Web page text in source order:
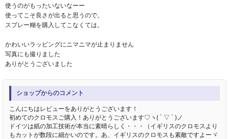
使うのがもったいないなーー
使ってこそ良さが出ると思うので。
スプレー糊を購入してこなくては。
かわいいラッピングにニマニマが止まりません
写真にも撮りました
ありがとうございました
ショップからのコメント
こんにちはレビューをありがとうございます！
初めてのクロモスご購入！ありがとうございます♡ヽ( ´ ▽ ` )ノ
ドイツは紙の加工技術が本当に素晴らしく・・・（イギリスのクロモスより
もカットが数段に細かいのです。あ、イギリスのクロモスも素敵ですよーヾ